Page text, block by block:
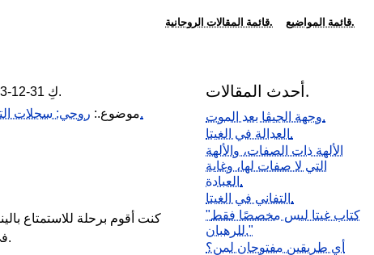
قائمة المقالات الروحانية. قائمة المواضيع.
2023-12-31 كِ.
موضوع.:روحي: سجلات التأمل.
كنت أقوم برحلة للاستمتاع
في حالة تأمل. وبعد الاستمتاع بالحمامات المختلفة، عدت إلى ذلك الحمام المفضل ليلاً مرة أخرى، واستغرقت أيضًا حوالي ساعة للاسترخاء.
أحدث المقالات.
وجهة الجيڤا بعد الموت.
العدالة في الغيتا.
الألهة ذات الصفات، والألهة
التي لا صفات لها، وغاية
العبادة.
التفاني في الغيتا.
"كتاب غيتا ليس مخصصًا فقط
للرهبان."
أي طريقين مفتوحان لمن؟